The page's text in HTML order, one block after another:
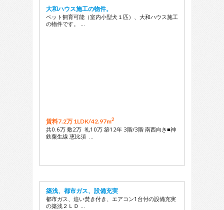
大和ハウス施工の物件。
ペット飼育可能（室内小型犬１匹）、大和ハウス施工
の物件です。 …
賃料7.2万 1LDK/42.97m2
共0.6万 敷2万 礼10万 築12年 3階/3階 南西向き■神
鉄粟生線 恵比須 …
築浅、都市ガス、設備充実
都市ガス、追い焚き付き、エアコン1台付の設備充実
の築浅２ＬＤ …